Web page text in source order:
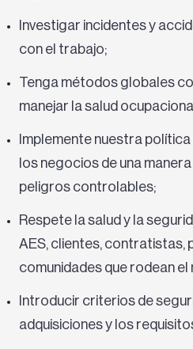
Investigar incidentes y
con el trabajo;
Tenga métodos globales
manejar la salud
Implemente nuestra
los negocios de una
peligros controlables;
Respete la salud y la
AES, clientes, contratistas,
comunidades que rodean
Introducir criterios de
adquisiciones y los